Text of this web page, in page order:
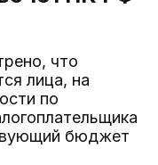
что
лица, на
по
бюджет